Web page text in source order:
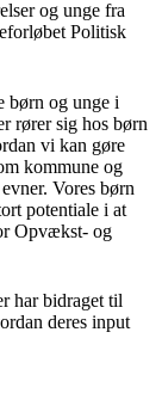
og unge fra
Politisk
børn og unge i
rører sig hos børn
vi kan gøre
kommune og
Vores børn
potentiale i at
Opvækst- og
har bidraget til
deres input